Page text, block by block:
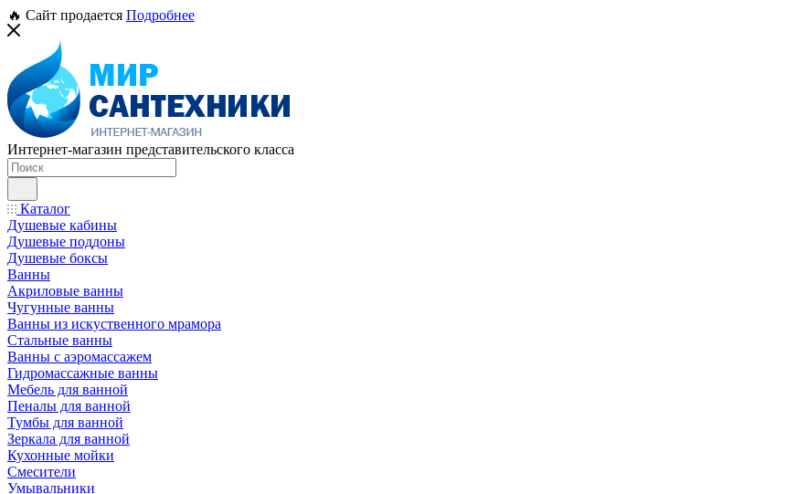
🔥 Сайт продается Подробнее
Интернет-магазин представительского класса
Каталог
Душевые кабины
Душевые поддоны
Душевые боксы
Ванны
Акриловые ванны
Чугунные ванны
Ванны из искуственного мрамора
Стальные ванны
Ванны с аэромассажем
Гидромассажные ванны
Мебель для ванной
Пеналы для ванной
Тумбы для ванной
Зеркала для ванной
Кухонные мойки
Смесители
Умывальники